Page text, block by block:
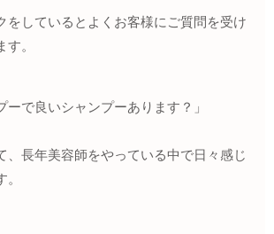
をしているとよくお客様にご質問を受け
す。
ーで良いシャンプーあります？」
、長年美容師をやっている中で日々感じ